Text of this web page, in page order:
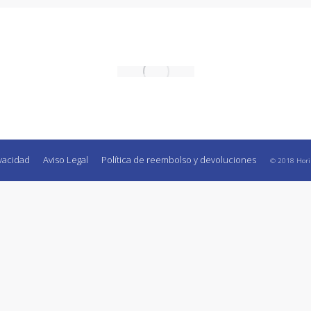
Aviso Legal Política de reembolso y devoluciones © 2018